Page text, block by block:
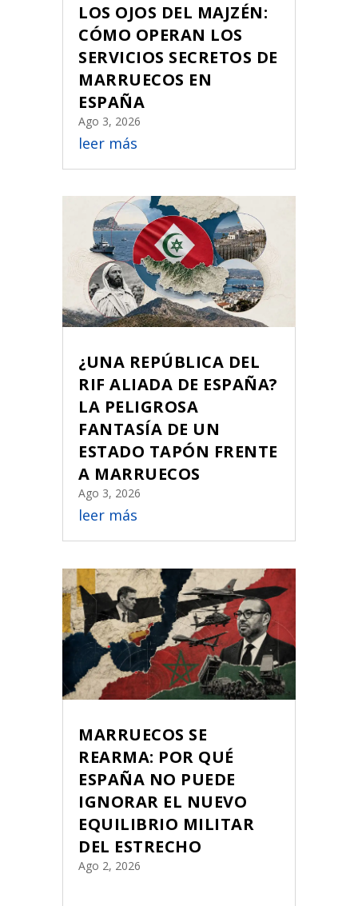
LOS OJOS DEL MAJZÉN:
CÓMO OPERAN LOS
SERVICIOS SECRETOS DE
MARRUECOS EN
ESPAÑA
Ago 3, 2026
leer más
¿UNA REPÚBLICA DEL
RIF ALIADA DE ESPAÑA?
LA PELIGROSA
FANTASÍA DE UN
ESTADO TAPÓN FRENTE
A MARRUECOS
Ago 3, 2026
leer más
MARRUECOS SE
REARMA: POR QUÉ
ESPAÑA NO PUEDE
IGNORAR EL NUEVO
EQUILIBRIO MILITAR
DEL ESTRECHO
Ago 2, 2026